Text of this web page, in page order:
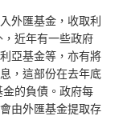
外匯基金，收取利
，近年有一些政府
亞基金等，亦有將
，這部份在去年底
金的負債。政府每
由外匯基金提取存